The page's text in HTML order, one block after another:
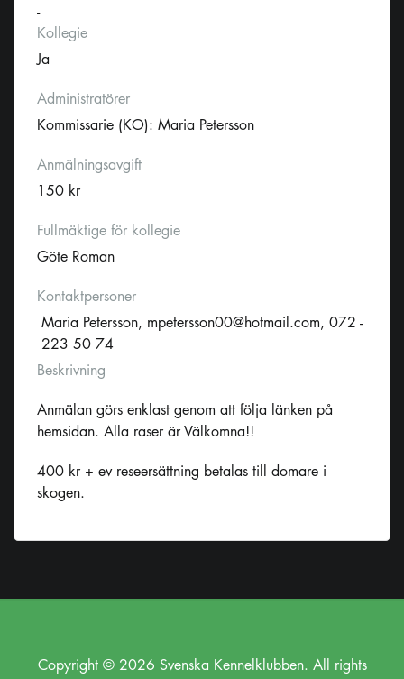
-
Kollegie
Ja
Administratörer
Kommissarie (KO): Maria Petersson
Anmälningsavgift
150 kr
Fullmäktige för kollegie
Göte Roman
Kontaktpersoner
Maria Petersson, mpetersson00@hotmail.com, 072 -
223 50 74
Beskrivning
Anmälan görs enklast genom att följa länken på
hemsidan. Alla raser är Välkomna!!
400 kr + ev reseersättning betalas till domare i
skogen.
Copyright © 2026 Svenska Kennelklubben. All rights